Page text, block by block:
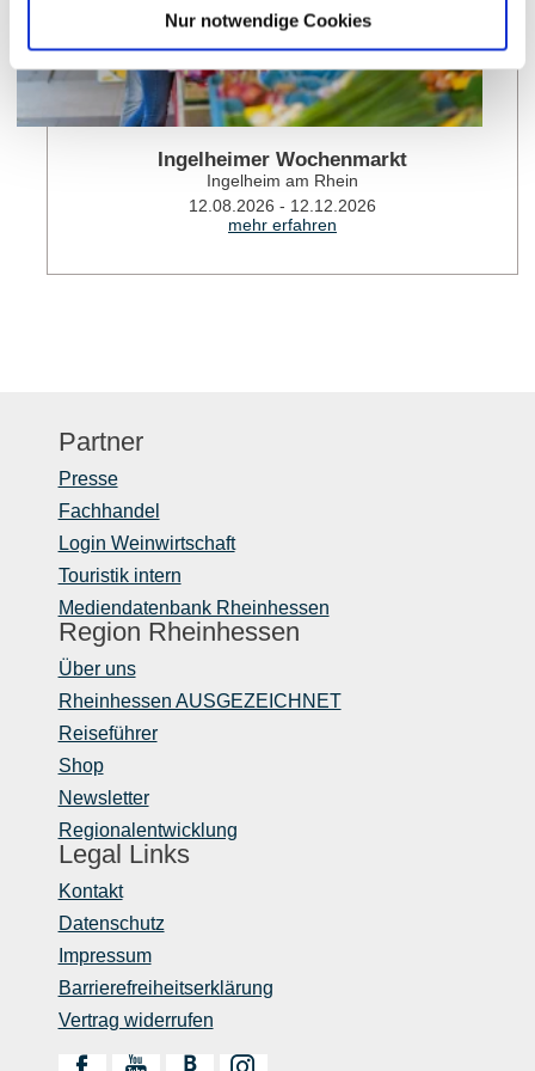
Nur notwendige Cookies
Ingelheimer Wochenmarkt
Ingelheim am Rhein
12.08.2026 - 12.12.2026
mehr erfahren
Partner
Presse
Fachhandel
Login Weinwirtschaft
Touristik intern
Mediendatenbank Rheinhessen
Region Rheinhessen
Über uns
Rheinhessen AUSGEZEICHNET
Reiseführer
Shop
Newsletter
Regionalentwicklung
Legal Links
Kontakt
Datenschutz
Impressum
Barrierefreiheitserklärung
Vertrag widerrufen